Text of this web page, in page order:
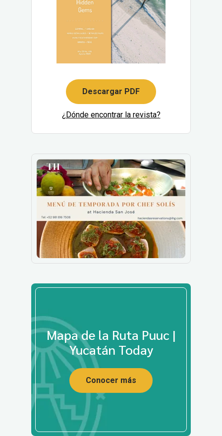
Descargar PDF
¿Dónde encontrar la revista?
Mapa de la Ruta Puuc |
Yucatán Today
Conocer más